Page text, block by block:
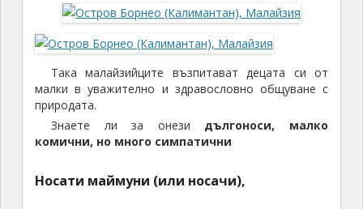
Така малайзийците възпитават децата си от
малки в уважително и здравословно общуване с
природата.
Знаете ли за онези дългоноси, малко
комични, но много симпатични
Носати маймуни (или носачи),